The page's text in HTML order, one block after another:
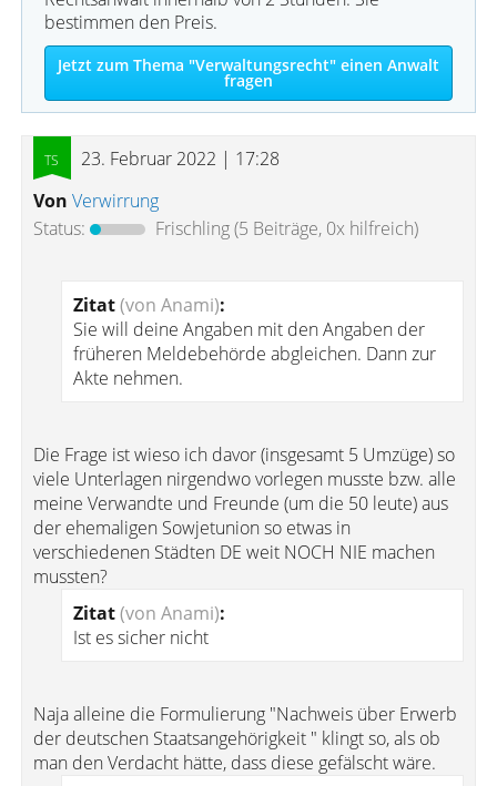
bestimmen den Preis.
Jetzt zum Thema "Verwaltungsrecht" einen Anwalt
fragen
23. Februar 2022 | 17:28
Von Verwirrung
Status:
Frischling(5 Beiträge, 0x hilfreich)
Zitat(von Anami):
Sie will deine Angaben mit den Angaben der
früheren Meldebehörde abgleichen. Dann zur
Akte nehmen.
Die Frage ist wieso ich davor (insgesamt 5 Umzüge) so
viele Unterlagen nirgendwo vorlegen musste bzw. alle
meine Verwandte und Freunde (um die 50 leute) aus
der ehemaligen Sowjetunion so etwas in
verschiedenen Städten DE weit NOCH NIE machen
mussten?
Zitat(von Anami):
Ist es sicher nicht
Naja alleine die Formulierung "Nachweis über Erwerb
der deutschen Staatsangehörigkeit " klingt so, als ob
man den Verdacht hätte, dass diese gefälscht wäre.